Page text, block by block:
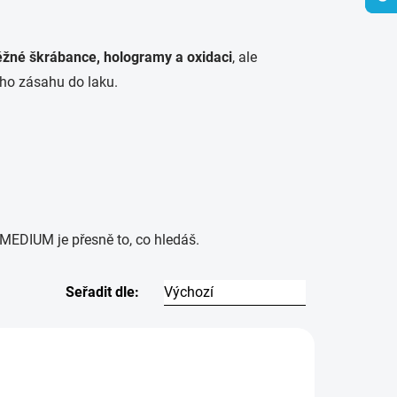
škrábance, hologramy a oxidaci, ale
zásahu do laku.
je přesně to, co hledáš.
Seřadit dle: